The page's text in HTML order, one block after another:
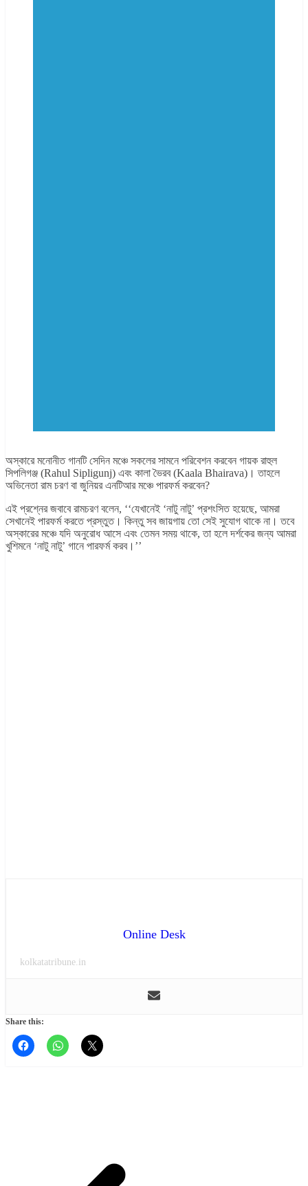
অস্কারে মনোনীত গানটি সেদিন মঞ্চে সকলের সামনে পরিবেশন করবেন গায়ক রাহুল
সিপলিগঞ্জ (Rahul Sipligunj) এবং কালা ভৈরব (Kaala Bhairava)। তাহলে
অভিনেতা রাম চরণ বা জুনিয়র এনটিআর মঞ্চে পারফর্ম করবেন?
এই প্রশ্নের জবাবে রামচরণ বলেন, ‘‘যেখানেই ‘নাটু নাটু’ প্রশংসিত হয়েছে, আমরা
সেখানেই পারফর্ম করতে প্রস্তুত। কিন্তু সব জায়গায় তো সেই সুযোগ থাকে না। তবে
অস্কারের মঞ্চে যদি অনুরোধ আসে এবং তেমন সময় থাকে, তা হলে দর্শকের জন্য আমরা
খুশিমনে ‘নাটু নাটু’ গানে পারফর্ম করব।’’
Online Desk
kolkatatribune.in
Share this: